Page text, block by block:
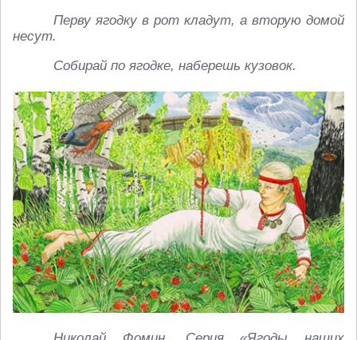
Перву ягодку в рот кладут, а вторую домой
несут.
Собирай по ягодке, наберешь кузовок.